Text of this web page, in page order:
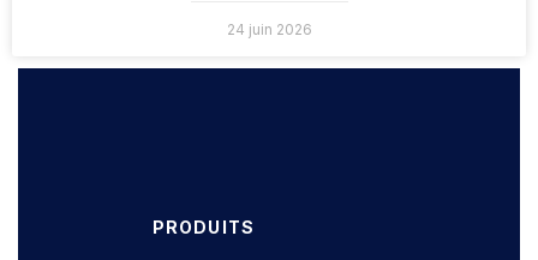
24 juin 2026
PRODUITS